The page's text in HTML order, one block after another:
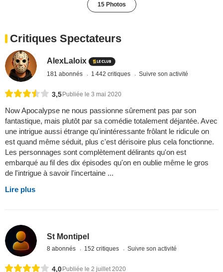
15 Photos
Critiques Spectateurs
AlexLaloix
181 abonnés 1 442 critiques Suivre son activité
3,5 Publiée le 3 mai 2020
Now Apocalypse ne nous passionne sûrement pas par son
fantastique, mais plutôt par sa comédie totalement déjantée. Avec
une intrigue aussi étrange qu'inintéressante frôlant le ridicule on
est quand même séduit, plus c'est dérisoire plus cela fonctionne.
Les personnages sont complètement délirants qu'on est
embarqué au fil des dix épisodes qu'on en oublie même le gros
de l'intrigue à savoir l'incertaine ...
Lire plus
St Montipel
8 abonnés 152 critiques Suivre son activité
4,0 Publiée le 2 juillet 2020